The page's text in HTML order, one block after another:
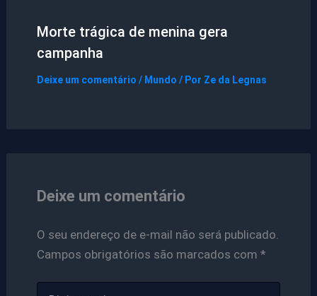
Morte trágica de menina gera
campanha
Deixe um comentário / Mundo / Por Ze da Legnas
Deixe um comentário
O seu endereço de e-mail não será publicado.
Campos obrigatórios são marcados com *